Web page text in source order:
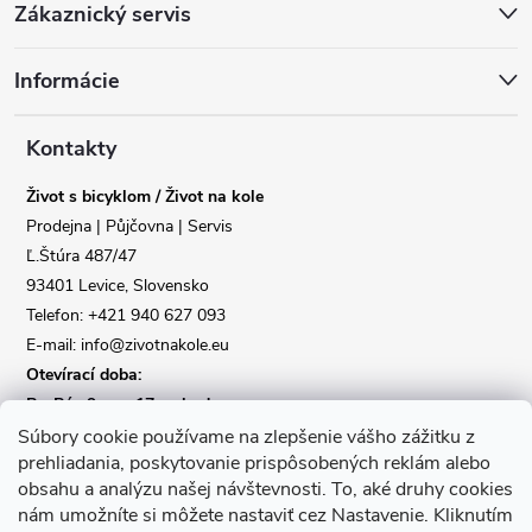
Súbory cookie používame na zlepšenie vášho zážitku z
prehliadania, poskytovanie prispôsobených reklám alebo
obsahu a analýzu našej návštevnosti. To, aké druhy cookies
nám umožníte si môžete nastaviť cez Nastavenie. Kliknutím
p
Zákaznický servis
Informácie
Kontakty
Život s bicyklom / Život na kole
Prodejna | Půjčovna | Servis
Ľ.Štúra 487/47
93401 Levice, Slovensko
Telefon: +421 940 627 093
E-mail: info@zivotnakole.eu
Otevírací doba:
Po-Pá : 9,oo - 17,oo hod
So : 9,oo - 12,oo | Ne : Zavřeno
Kontaktní formulář